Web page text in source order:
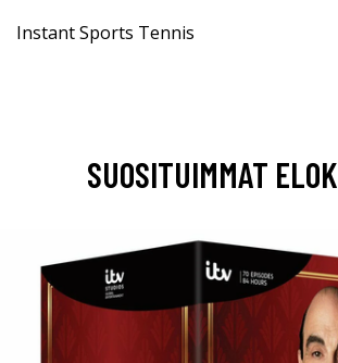
Instant Sports Tennis
SUOSITUIMMAT